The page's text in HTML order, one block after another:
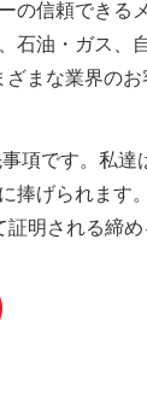
の信頼できる
石油・ガス、
ざまな業界の
項です。私達
捧げられます
証明される締め